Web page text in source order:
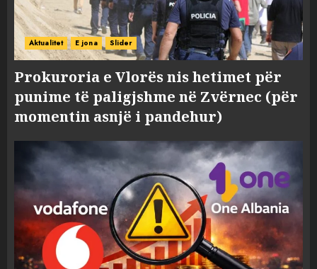
Aktualitet E jona Slider
Prokuroria e Vlorës nis hetimet për
punime të paligjshme në Zvërnec (për
momentin asnjë i pandehur)